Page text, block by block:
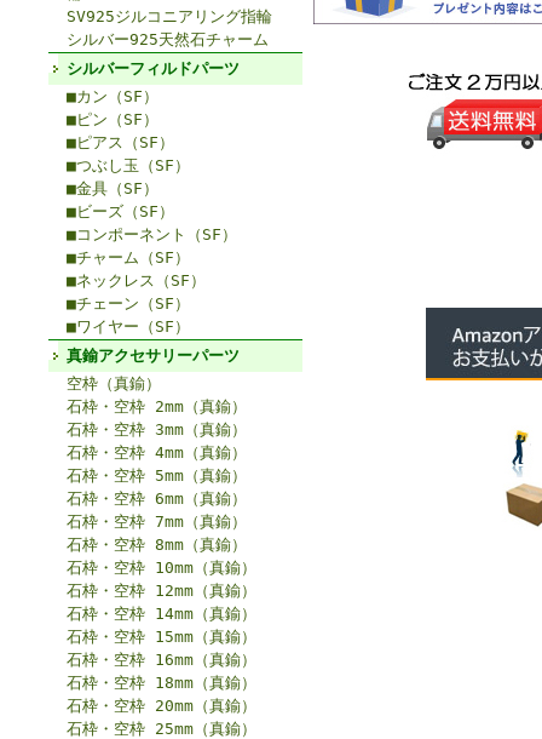
SV925ジルコニアリング指輪
シルバー925天然石チャーム
シルバーフィルドパーツ
■カン（SF）
■ピン（SF）
■ピアス（SF）
■つぶし玉（SF）
■金具（SF）
■ビーズ（SF）
■コンポーネント（SF）
■チャーム（SF）
■ネックレス（SF）
■チェーン（SF）
■ワイヤー（SF）
真鍮アクセサリーパーツ
空枠（真鍮）
石枠・空枠 2mm（真鍮）
石枠・空枠 3mm（真鍮）
石枠・空枠 4mm（真鍮）
石枠・空枠 5mm（真鍮）
石枠・空枠 6mm（真鍮）
石枠・空枠 7mm（真鍮）
石枠・空枠 8mm（真鍮）
石枠・空枠 10mm（真鍮）
石枠・空枠 12mm（真鍮）
石枠・空枠 14mm（真鍮）
石枠・空枠 15mm（真鍮）
石枠・空枠 16mm（真鍮）
石枠・空枠 18mm（真鍮）
石枠・空枠 20mm（真鍮）
石枠・空枠 25mm（真鍮）